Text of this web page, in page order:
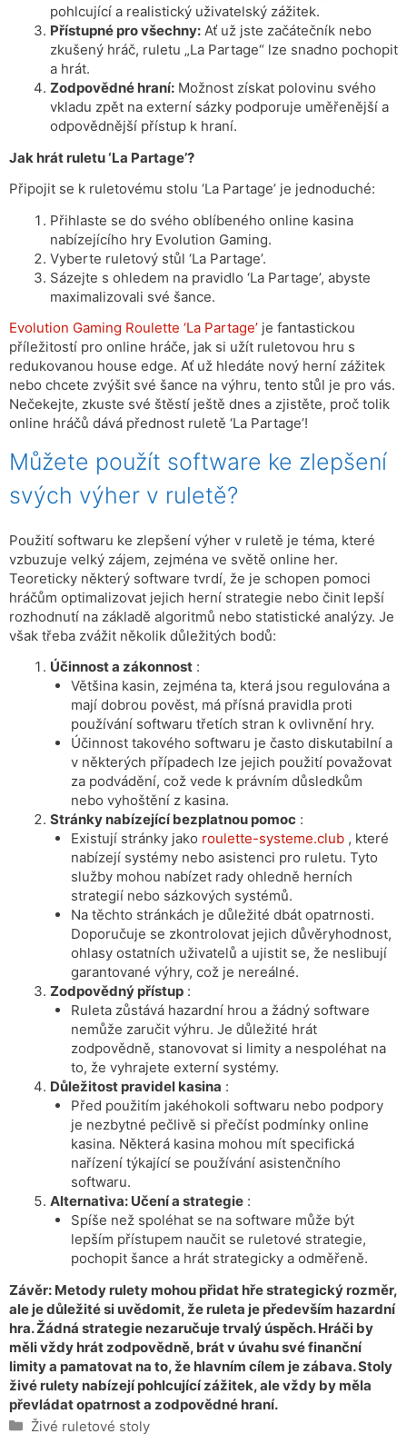
pohlcující a realistický uživatelský zážitek.
Přístupné pro všechny: Ať už jste začátečník nebo
zkušený hráč, ruletu „La Partage“ lze snadno pochopit
a hrát.
Zodpovědné hraní: Možnost získat polovinu svého
vkladu zpět na externí sázky podporuje uměřenější a
odpovědnější přístup k hraní.
Jak hrát ruletu ‘La Partage’?
Připojit se k ruletovému stolu ‘La Partage’ je jednoduché:
Přihlaste se do svého oblíbeného online kasina
nabízejícího hry Evolution Gaming.
Vyberte ruletový stůl ‘La Partage’.
Sázejte s ohledem na pravidlo ‘La Partage’, abyste
maximalizovali své šance.
Evolution Gaming Roulette ‘La Partage’ je fantastickou
příležitostí pro online hráče, jak si užít ruletovou hru s
redukovanou house edge. Ať už hledáte nový herní zážitek
nebo chcete zvýšit své šance na výhru, tento stůl je pro vás.
Nečekejte, zkuste své štěstí ještě dnes a zjistěte, proč tolik
online hráčů dává přednost ruletě ‘La Partage’!
Můžete použít software ke zlepšení
svých výher v ruletě?
Použití softwaru ke zlepšení výher v ruletě je téma, které
vzbuzuje velký zájem, zejména ve světě online her.
Teoreticky některý software tvrdí, že je schopen pomoci
hráčům optimalizovat jejich herní strategie nebo činit lepší
rozhodnutí na základě algoritmů nebo statistické analýzy. Je
však třeba zvážit několik důležitých bodů:
Účinnost a zákonnost :
Většina kasin, zejména ta, která jsou regulována a
mají dobrou pověst, má přísná pravidla proti
používání softwaru třetích stran k ovlivnění hry.
Účinnost takového softwaru je často diskutabilní a
v některých případech lze jejich použití považovat
za podvádění, což vede k právním důsledkům
nebo vyhoštění z kasina.
Stránky nabízející bezplatnou pomoc :
Existují stránky jako roulette-systeme.club, které
nabízejí systémy nebo asistenci pro ruletu. Tyto
služby mohou nabízet rady ohledně herních
strategií nebo sázkových systémů.
Na těchto stránkách je důležité dbát opatrnosti.
Doporučuje se zkontrolovat jejich důvěryhodnost,
ohlasy ostatních uživatelů a ujistit se, že neslibují
garantované výhry, což je nereálné.
Zodpovědný přístup :
Ruleta zůstává hazardní hrou a žádný software
nemůže zaručit výhru. Je důležité hrát
zodpovědně, stanovovat si limity a nespoléhat na
to, že vyhrajete externí systémy.
Důležitost pravidel kasina :
Před použitím jakéhokoli softwaru nebo podpory
je nezbytné pečlivě si přečíst podmínky online
kasina. Některá kasina mohou mít specifická
nařízení týkající se používání asistenčního
softwaru.
Alternativa: Učení a strategie :
Spíše než spoléhat se na software může být
lepším přístupem naučit se ruletové strategie,
pochopit šance a hrát strategicky a odměřeně.
Závěr: Metody rulety mohou přidat hře strategický rozměr,
ale je důležité si uvědomit, že ruleta je především hazardní
hra. Žádná strategie nezaručuje trvalý úspěch. Hráči by
měli vždy hrát zodpovědně, brát v úvahu své finanční
limity a pamatovat na to, že hlavním cílem je zábava. Stoly
živé rulety nabízejí pohlcující zážitek, ale vždy by měla
převládat opatrnost a zodpovědné hraní.
Categories
Živé ruletové stoly